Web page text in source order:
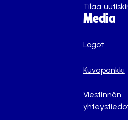
Tilaa
Media
Logot
Kuvapankki
Viestinnän